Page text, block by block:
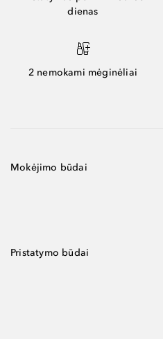
dienas
2 nemokami mėginėliai
Mokėjimo būdai
Pristatymo būdai